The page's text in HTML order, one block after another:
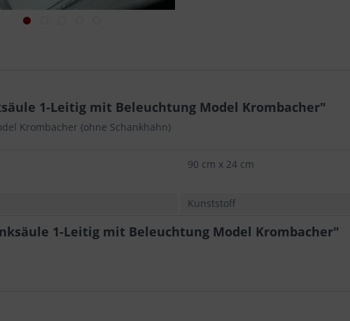
1-Leitig mit Beleuchtung Model Krombacher"
Krombacher (ohne Schankhahn)
90 cm x 24 cm
Kunststoff
1-Leitig mit Beleuchtung Model Krombacher"